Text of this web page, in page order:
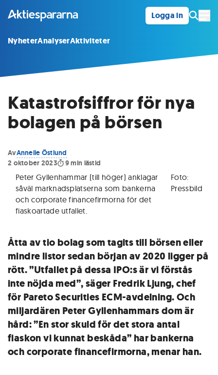
Logga in
NyheterAnalyserAktiviteter
Katastrofsiffror för nya
bolagen på börsen
AvAnnelie Östlund
2 oktober 2023
9min lästid
Peter Gyllenhammar (till höger) anklagar
såväl marknadsplatserna som bankerna
och corporate financefirmorna för det
fiaskoartade utfallet.
Foto:
Pressbild
Åtta av tio bolag som tagits till börsen eller
mindre listor sedan början av 2020 ligger på
rött. ”Utfallet på dessa IPO:s är vi förstås
inte nöjda med”, säger Fredrik Ljung, chef
för Pareto Securities ECM-avdelning. Och
miljardären Peter Gyllenhammars dom är
hård: ”En stor skuld för det stora antal
fiaskon vi kunnat beskåda” har bankerna
och corporate financefirmorna, menar han.